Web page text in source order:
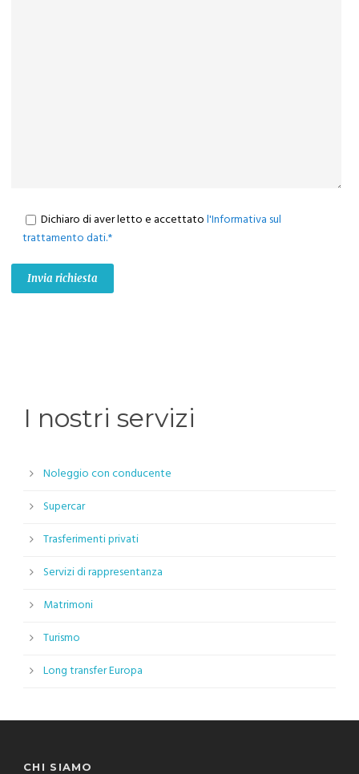
Dichiaro di aver letto e accettatol'Informativa sul
trattamento dati.*
I nostri servizi
Noleggio con conducente
Supercar
Trasferimenti privati
Servizi di rappresentanza
Matrimoni
Turismo
Long transfer Europa
CHI SIAMO